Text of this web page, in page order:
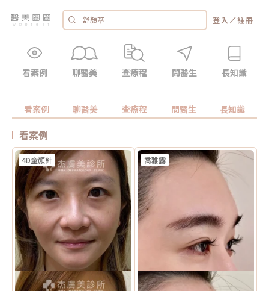
登入 ／註冊
看案例 聊醫美 查療程 問醫生 長知識
看案例 聊醫美 查療程 問醫生 長知識
看案例
4D童顏針 喬雅露